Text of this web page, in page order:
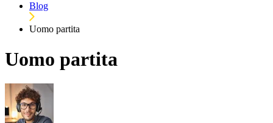
Blog
Uomo partita
Uomo partita